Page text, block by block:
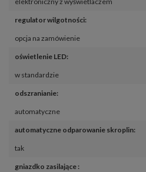
regulator wilgotności:
opcja na zamówienie
oświetlenie LED:
w standardzie
odszranianie:
automatyczne
automatyczne odparowanie skroplin:
tak
gniazdko zasilające :